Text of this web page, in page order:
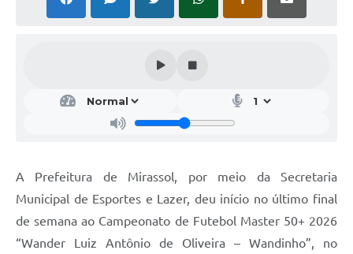
A Prefeitura de Mirassol, por meio da Secretaria
Municipal de Esportes e Lazer, deu início no último final
de semana ao Campeonato de Futebol Master 50+ 2026
“Wander Luiz Antônio de Oliveira – Wandinho”, no